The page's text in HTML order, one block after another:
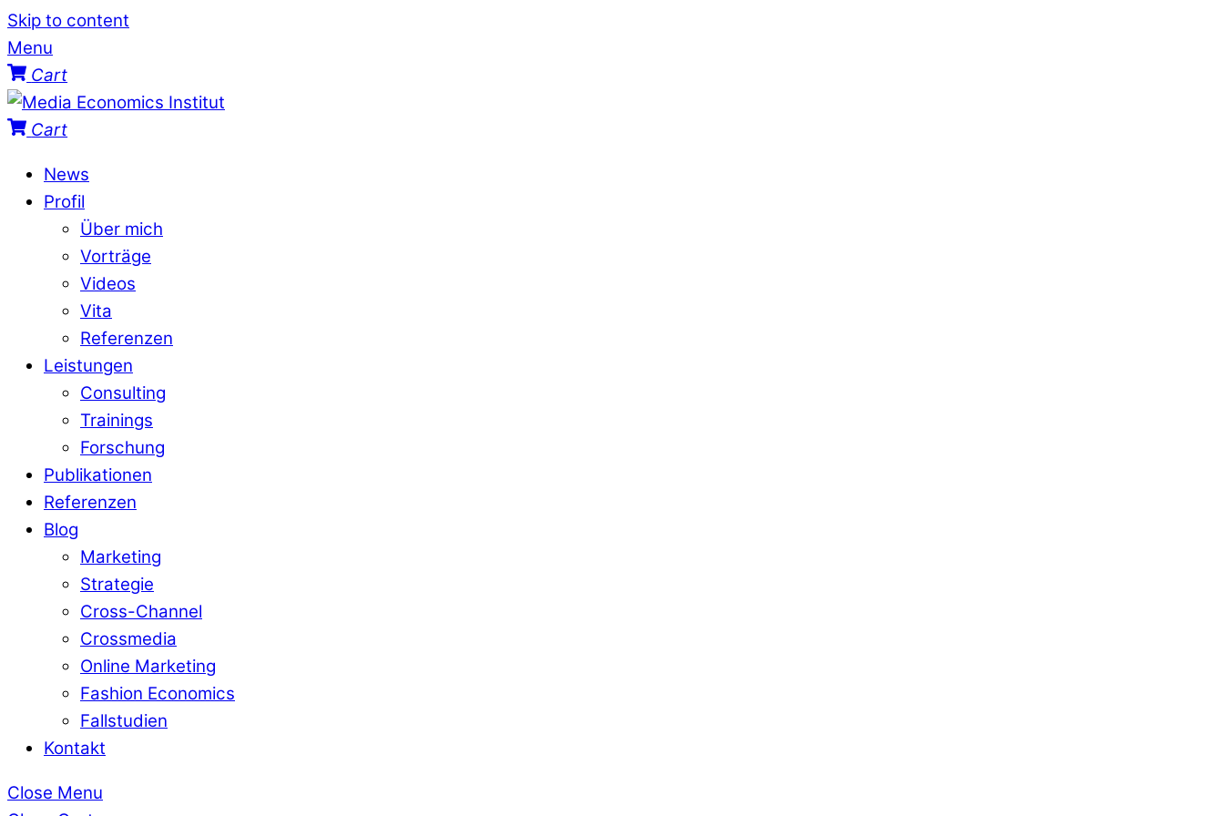
Skip to content
Menu
Cart
Cart
News
Profil
Über mich
Vorträge
Videos
Vita
Referenzen
Leistungen
Consulting
Trainings
Forschung
Publikationen
Referenzen
Blog
Marketing
Strategie
Cross-Channel
Crossmedia
Online Marketing
Fashion Economics
Fallstudien
Kontakt
Close Menu